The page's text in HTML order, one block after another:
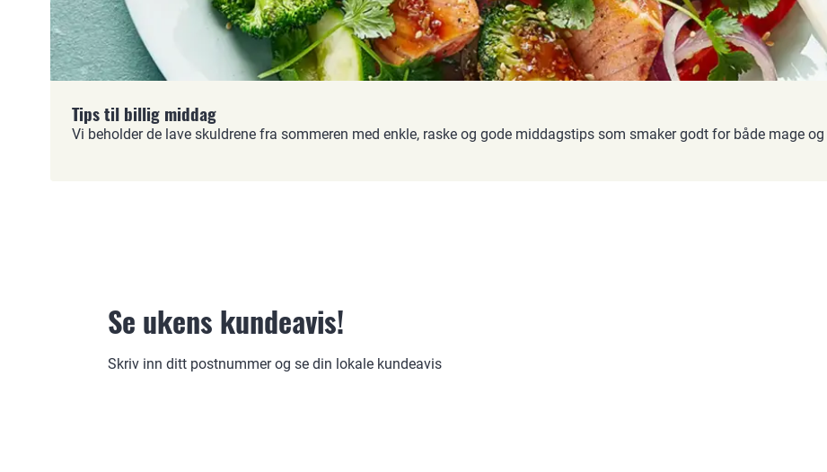
Tips til billig middag
Vi beholder de lave skuldrene fra sommeren med enkle, raske og gode middagstips som smaker godt for både mage
Se ukens kundeavis!
Skriv inn ditt postnummer og se din lokale kundeavis